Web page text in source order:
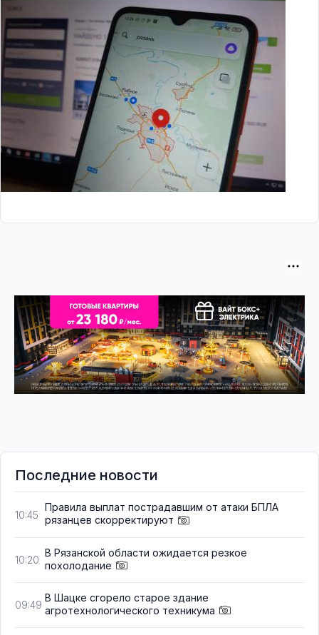
Последние новости
10:45
Правила выплат пострадавшим от атаки БПЛА
рязанцев скорректируют
10:20
В Рязанской области ожидается резкое
похолодание
09:49
В Шацке сгорело старое здание
агротехнологического техникума